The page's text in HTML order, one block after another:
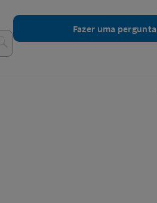
Fazer uma pergunta